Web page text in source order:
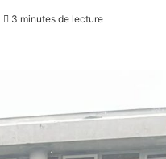
3 minutes de lecture